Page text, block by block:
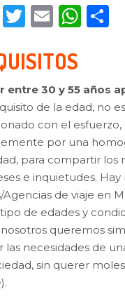
Facebook
Twitter
Email
entre 30 y 55 años
de la edad, no
con el esfuerzo,
por una
para compartir los
e inquietudes.
Agencias de viaje en
de edades y
queremos
las necesidades de
sin querer